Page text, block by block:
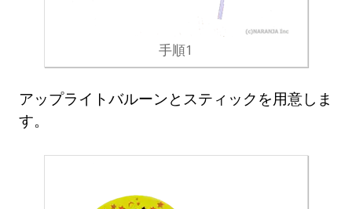
手順1
アップライトバルーンとスティックを用意しま
す。